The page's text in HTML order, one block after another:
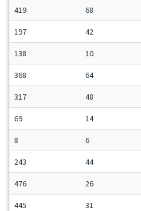
419 68
197 42
138 10
368 64
317 48
69 14
8 6
243 44
476 26
445 31